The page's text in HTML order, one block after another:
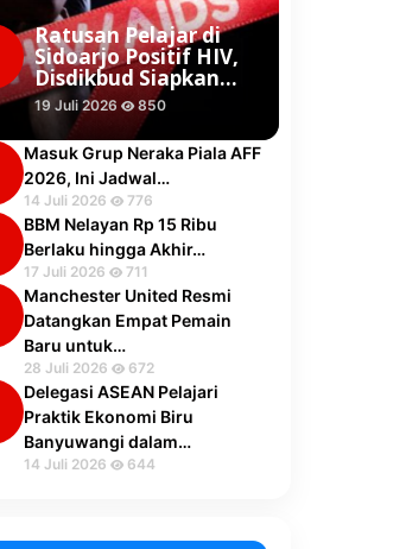
Ratusan Pelajar di
Sidoarjo Positif HIV,
Disdikbud Siapkan…
19 Juli 2026 850
Masuk Grup Neraka Piala AFF
2026, Ini Jadwal…
14 Juli 2026 776
BBM Nelayan Rp 15 Ribu
Berlaku hingga Akhir…
17 Juli 2026 711
Manchester United Resmi
Datangkan Empat Pemain
Baru untuk…
28 Juli 2026 672
Delegasi ASEAN Pelajari
Praktik Ekonomi Biru
Banyuwangi dalam…
14 Juli 2026 644